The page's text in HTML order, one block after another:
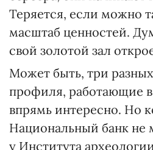
Теряется, если можно
масштаб ценностей.
свой золотой зал
Может быть, три
профиля, работающие
впрямь интересно. Но
Национальный банк не
у Института